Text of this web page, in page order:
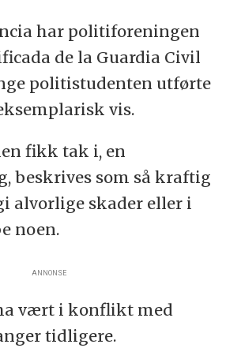
har politiforeningen
de la Guardia Civil
politistudenten utførte
vis.
fikk tak i, en
beskrives som så kraftig
alvorlige skader eller i
noen.
ANNONSE
vært i konflikt med
tidligere.